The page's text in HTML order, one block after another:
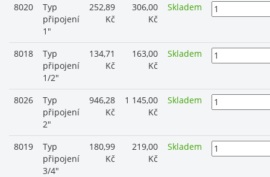
8020
Typ
připojení
1"
252,89
Kč
306,00
Kč
Skladem
8018
Typ
připojení
1/2"
134,71
Kč
163,00
Kč
Skladem
8026
Typ
připojení
2"
946,28
Kč
1 145,00
Kč
Skladem
8019
Typ
připojení
3/4"
180,99
Kč
219,00
Kč
Skladem